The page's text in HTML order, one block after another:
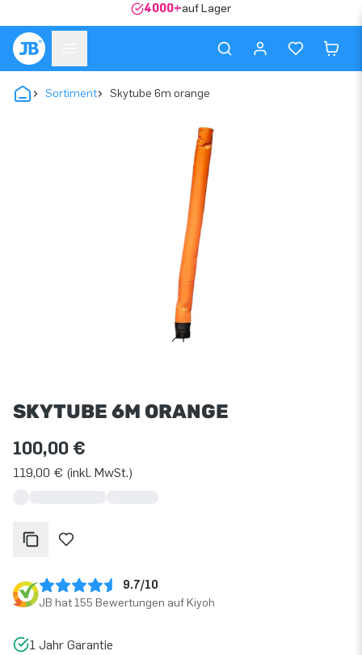
4000+auf Lager
Sortiment Skytube 6m orange
SKYTUBE 6M ORANGE
100,00 €
119,00 € (inkl. MwSt.)
9.7/10
JB hat 155 Bewertungen auf Kiyoh
1 Jahr Garantie